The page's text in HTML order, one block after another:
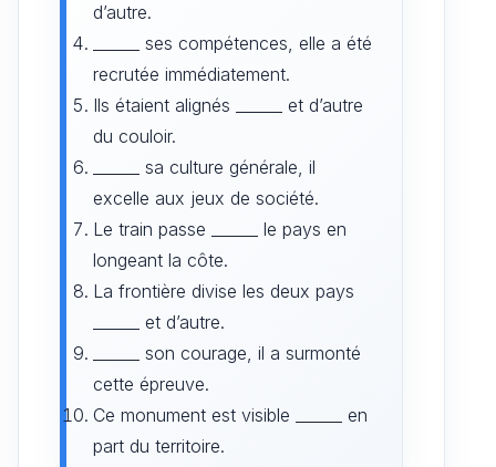
d’autre.
______ ses compétences, elle a été
recrutée immédiatement.
Ils étaient alignés ______ et d’autre
du couloir.
______ sa culture générale, il
excelle aux jeux de société.
Le train passe ______ le pays en
longeant la côte.
La frontière divise les deux pays
______ et d’autre.
______ son courage, il a surmonté
cette épreuve.
Ce monument est visible ______ en
part du territoire.